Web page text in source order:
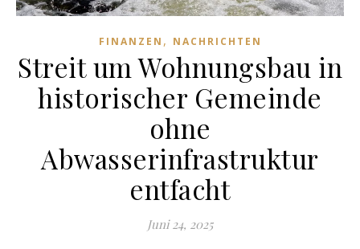
FINANZEN , NACHRICHTEN
Streit um Wohnungsbau in
historischer Gemeinde
ohne
Abwasserinfrastruktur
entfacht
Juni 24, 2025